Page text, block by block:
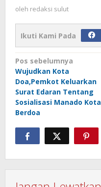
oleh redaksi sulut
Ikuti Kami Pada
Navigasi
pos
Pos sebelumnya
Wujudkan Kota
Doa,Pemkot Keluarkan
Surat Edaran Tentang
Sosialisasi Manado Kota
Berdoa